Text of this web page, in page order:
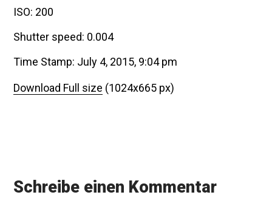
ISO: 200
Shutter speed: 0.004
Time Stamp: July 4, 2015, 9:04 pm
Download Full size (1024x665 px)
Schreibe einen Kommentar